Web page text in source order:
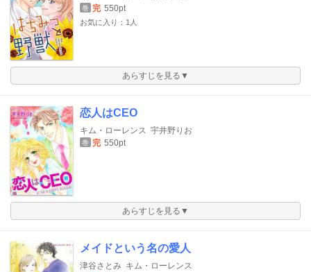
巻 完 550pt
お気に入り：1人
あらすじを見る▼
恋人はCEO
キム・ローレンス 宇井野りお
巻 完 550pt
あらすじを見る▼
メイドという名の愛人
津谷さとみ キム・ローレンス